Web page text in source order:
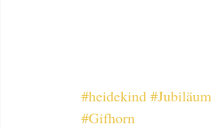
#heidekind #Jubiläum
#Gifhorn